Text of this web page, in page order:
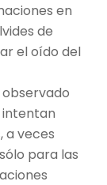
en
de
el oído del
intentan
a veces
para las